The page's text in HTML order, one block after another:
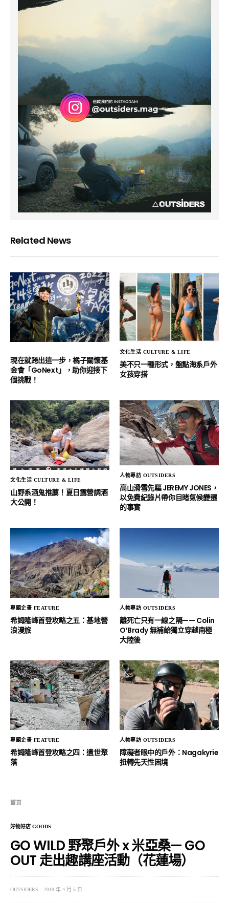
Related News
現在就跨出這一步，橘子關懷基
金會「GoNext」，助你迎接下
個挑戰！
文化生活 CULTURE & LIFE
美不只一種形式，盤點海系戶外
女孩穿搭
文化生活 CULTURE & LIFE
山野系酒鬼推薦！夏日露營調酒
大公開！
人物專訪 OUTSIDERS
高山滑雪先驅 JEREMY JONES，
以免費紀錄片帶你目睹氣候變遷
的事實
專題企畫 FEATURE
希姆隆峰首登攻略之五：基地營
浪漫旅
人物專訪 OUTSIDERS
離死亡只有一線之隔—— Colin
O’Brady 無補給獨立穿越南極
大陸後
專題企畫 FEATURE
希姆隆峰首登攻略之四：遺世聚
落
人物專訪 OUTSIDERS
障礙者眼中的戶外：Nagakyrie
扭轉先天性困境
首頁
好物好店 GOODS
GO WILD 野聚戶外 x 米亞桑— GO
OUT 走出趣講座活動（花蓮場）
OUTSIDERS 2019 年 4 月 5 日